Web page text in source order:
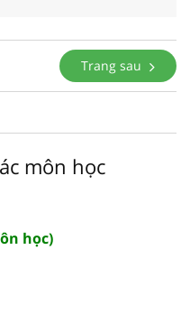
Trang sau
môn học
học)